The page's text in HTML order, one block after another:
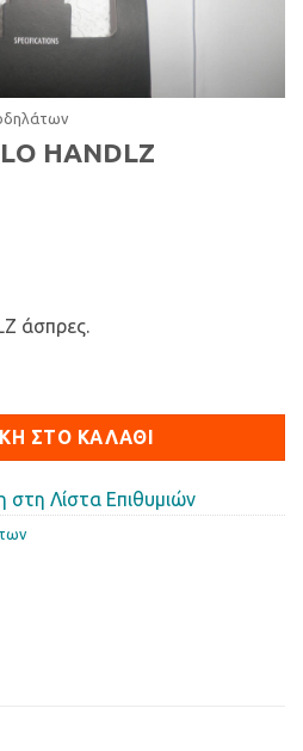
HANDLZ
άσπρες.
ΣΤΟ ΚΑΛΆΘΙ
στη Λίστα Επιθυμιών